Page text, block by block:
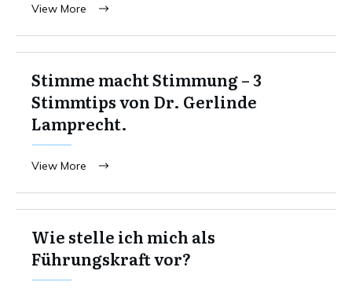
View More
Stimme macht Stimmung – 3
Stimmtips von Dr. Gerlinde
Lamprecht.
View More
Wie stelle ich mich als
Führungskraft vor?